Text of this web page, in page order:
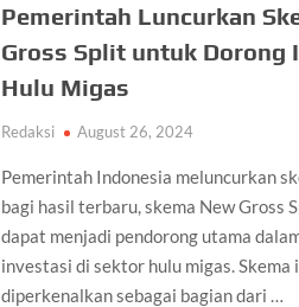
Pemerintah Luncurkan
Gross Split untuk Dorong
Hulu Migas
Redaksi August 26, 2024
Pemerintah Indonesia meluncurkan
bagi hasil terbaru, skema New Gross
dapat menjadi pendorong utama
investasi di sektor hulu migas. Skema
diperkenalkan sebagai bagian dari …